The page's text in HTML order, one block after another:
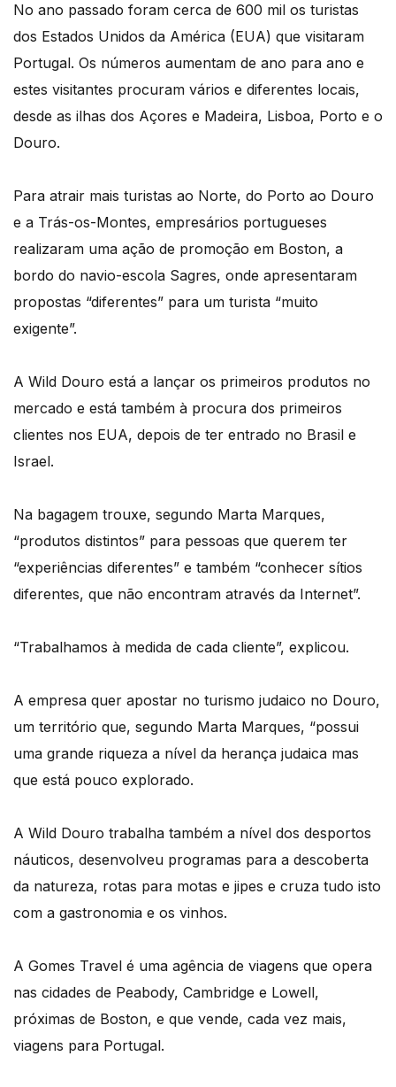
No ano passado foram cerca de 600 mil os turistas
dos Estados Unidos da América (EUA) que visitaram
Portugal. Os números aumentam de ano para ano e
estes visitantes procuram vários e diferentes locais,
desde as ilhas dos Açores e Madeira, Lisboa, Porto e o
Douro.
Para atrair mais turistas ao Norte, do Porto ao Douro
e a Trás-os-Montes, empresários portugueses
realizaram uma ação de promoção em Boston, a
bordo do navio-escola Sagres, onde apresentaram
propostas “diferentes” para um turista “muito
exigente”.
A Wild Douro está a lançar os primeiros produtos no
mercado e está também à procura dos primeiros
clientes nos EUA, depois de ter entrado no Brasil e
Israel.
Na bagagem trouxe, segundo Marta Marques,
“produtos distintos” para pessoas que querem ter
“experiências diferentes” e também “conhecer sítios
diferentes, que não encontram através da Internet”.
“Trabalhamos à medida de cada cliente”, explicou.
A empresa quer apostar no turismo judaico no Douro,
um território que, segundo Marta Marques, “possui
uma grande riqueza a nível da herança judaica mas
que está pouco explorado.
A Wild Douro trabalha também a nível dos desportos
náuticos, desenvolveu programas para a descoberta
da natureza, rotas para motas e jipes e cruza tudo isto
com a gastronomia e os vinhos.
A Gomes Travel é uma agência de viagens que opera
nas cidades de Peabody, Cambridge e Lowell,
próximas de Boston, e que vende, cada vez mais,
viagens para Portugal.